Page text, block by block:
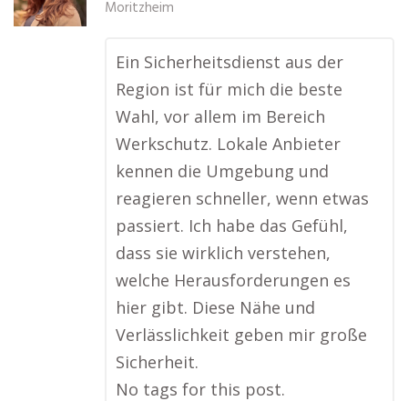
Moritzheim
Ein Sicherheitsdienst aus der
Region ist für mich die beste
Wahl, vor allem im Bereich
Werkschutz. Lokale Anbieter
kennen die Umgebung und
reagieren schneller, wenn etwas
passiert. Ich habe das Gefühl,
dass sie wirklich verstehen,
welche Herausforderungen es
hier gibt. Diese Nähe und
Verlässlichkeit geben mir große
Sicherheit.
No tags for this post.